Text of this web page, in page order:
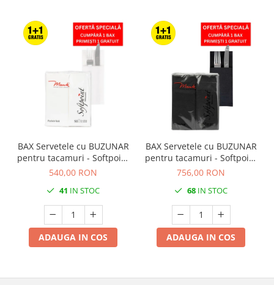
BAX Servetele cu BUZUNAR
pentru tacamuri - Softpoint
- (Albe) / 33 x 40 cm / 900
540,00 RON
41 IN STOC
ADAUGA IN COS
BAX Servetele cu BUZUNAR
pentru tacamuri - Softpoint
- (Negre) / 33 x 40 cm / 900
756,00 RON
68 IN STOC
ADAUGA IN COS